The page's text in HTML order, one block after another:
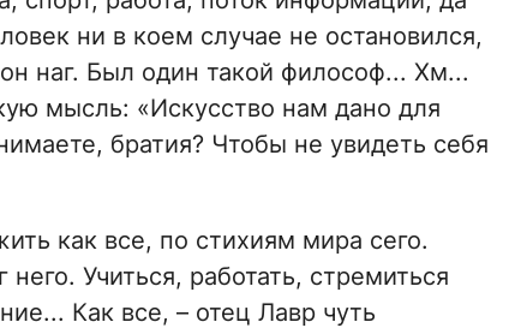
ни в коем случае не остановился,
наг. Был один такой философ... Хм...
мысль: «Искусство нам дано для
братия? Чтобы не увидеть себя
как все, по стихиям мира сего.
Учиться, работать, стремиться
Как все, – отец Лавр чуть